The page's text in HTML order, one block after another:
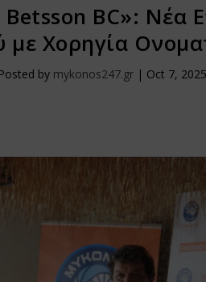
BC»: Νέα
με Χορηγία
Posted by mykonos247.gr | Oct 7, 2025